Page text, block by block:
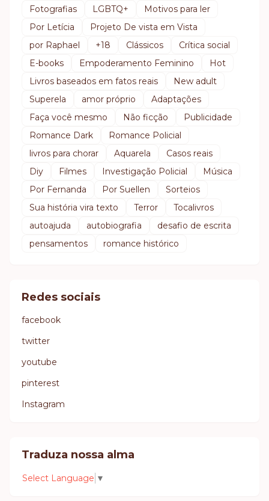
Fotografias
LGBTQ+
Motivos para ler
Por Letícia
Projeto De vista em Vista
por Raphael
+18 Clássicos
Crítica social
E-books
Empoderamento Feminino
Hot
Livros baseados em fatos reais
New adult
Superela
amor próprio
Adaptações
Faça você mesmo
Não ficção
Publicidade
Romance Dark
Romance Policial
livros para chorar
Aquarela
Casos reais
Diy
Filmes Investigação Policial
Música
Por Fernanda
Por Suellen
Sorteios
Sua história vira texto
Terror
Tocalivros
autoajuda
autobiografia
desafio de escrita
pensamentos
romance histórico
Redes sociais
facebook
twitter
youtube
pinterest
Instagram
Traduza nossa alma
Select Language ▼